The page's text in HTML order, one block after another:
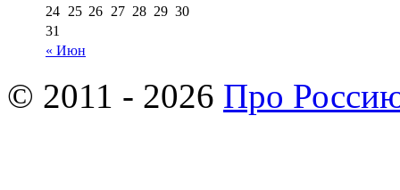
« Июн
24 25 26 27 28 29 30
31
© 2011 - 2026 Про